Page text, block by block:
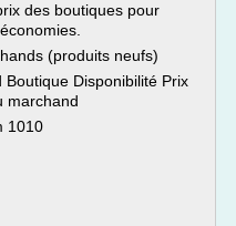
des boutiques pour
(produits neufs)
Disponibilité Prix
marchand
1010